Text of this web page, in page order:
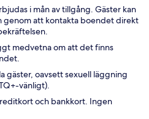
i mån av tillgång. Gäster kan
genom att kontakta boendet direkt
medvetna om att det finns
gäster, oavsett sexuell läggning
vänligt).
och bankkort. Ingen